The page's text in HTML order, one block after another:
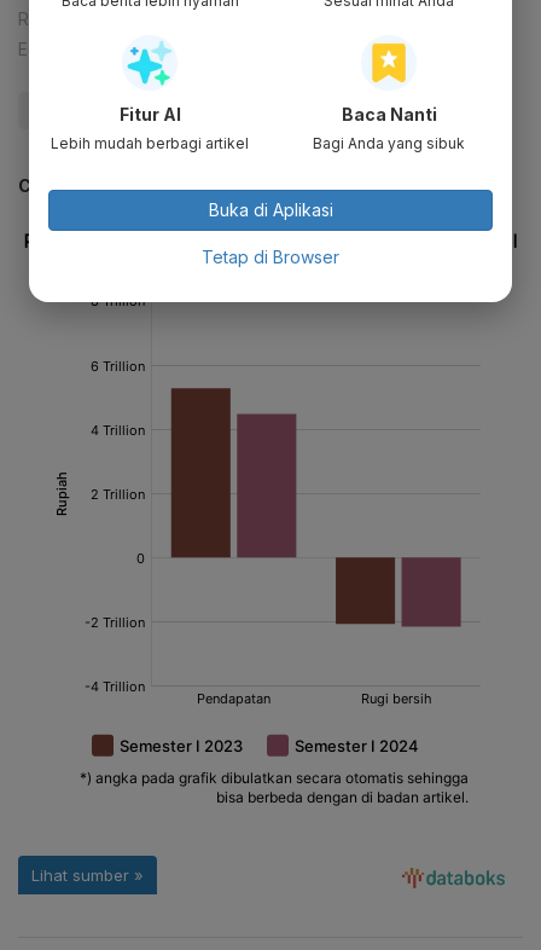
Reporter:
Editor:
Lavinda
#Waskita Karya #Ibu Kota Baru #BUMN
CEK JUGA DATA INI
Fitur AI
Lebih mudah berbagi artikel
Baca Nanti
Bagi Anda yang sibuk
Buka di Aplikasi
Tetap di Browser